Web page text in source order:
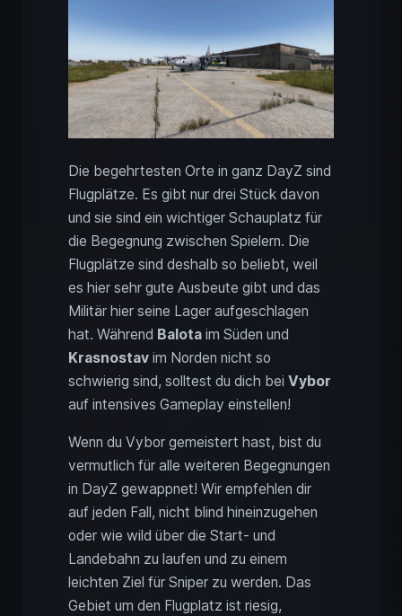
Die begehrtesten Orte in ganz DayZ sind
Flugplätze. Es gibt nur drei Stück davon
und sie sind ein wichtiger Schauplatz für
die Begegnung zwischen Spielern. Die
Flugplätze sind deshalb so beliebt, weil
es hier sehr gute Ausbeute gibt und das
Militär hier seine Lager aufgeschlagen
hat. Während Balota im Süden und
Krasnostav im Norden nicht so
schwierig sind, solltest du dich bei Vybor
auf intensives Gameplay einstellen!
Wenn du Vybor gemeistert hast, bist du
vermutlich für alle weiteren Begegnungen
in DayZ gewappnet! Wir empfehlen dir
auf jeden Fall, nicht blind hineinzugehen
oder wie wild über die Start- und
Landebahn zu laufen und zu einem
leichten Ziel für Sniper zu werden. Das
Gebiet um den Flugplatz ist riesig,